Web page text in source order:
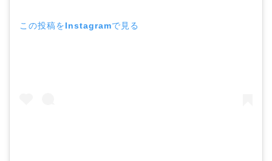
この投稿をInstagramで見る